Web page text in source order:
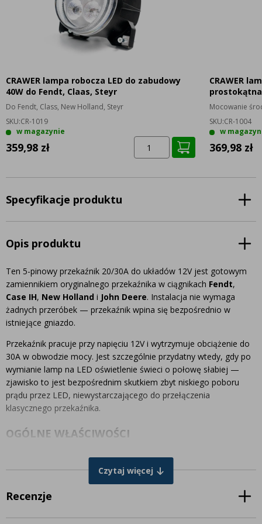
CRAWER lampa robocza LED do zabudowy
40W do Fendt, Claas, Steyr
Do Fendt, Class, New Holland, Steyr
SKU:CR-1019
w magazynie
359,98 zł
CRAWER
Mocowanie
SKU:CR-1004
w
369,98 zł
Specyfikacje produktu
Opis produktu
Ten 5-pinowy przekaźnik 20/30A do układów 12V jest gotowym
zamiennikiem oryginalnego przekaźnika w ciągnikach Fendt,
Case IH, New Holland i John Deere. Instalacja nie wymaga
żadnych przeróbek — przekaźnik wpina się bezpośrednio w
istniejące gniazdo.
Przekaźnik pracuje przy napięciu 12V i wytrzymuje obciążenie do
30A w obwodzie mocy. Jest szczególnie przydatny wtedy, gdy po
wymianie lamp na LED oświetlenie świeci o połowę słabiej —
zjawisko to jest bezpośrednim skutkiem zbyt niskiego poboru
prądu przez LED, niewystarczającego do przełączenia
klasycznego przekaźnika.
OGÓLNE WŁAŚCIWOŚCI
Szerokość: 27,5 mm
Wysokość: 36 mm
Głębokość: 27,5 mm
Liczba pinów: 5 (układ 30 / 87 / 87a / 85 / 86)
Wskazówka:Przed zamówieniem sprawdź układ pinów w
Czytaj więcej
Recenzje